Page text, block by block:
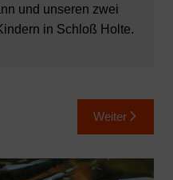
und unseren zwei
in Schloß Holte.
Weiter